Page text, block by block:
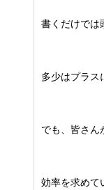
書くだけでは
多少はプラス
でも、皆さん
効率を求めて